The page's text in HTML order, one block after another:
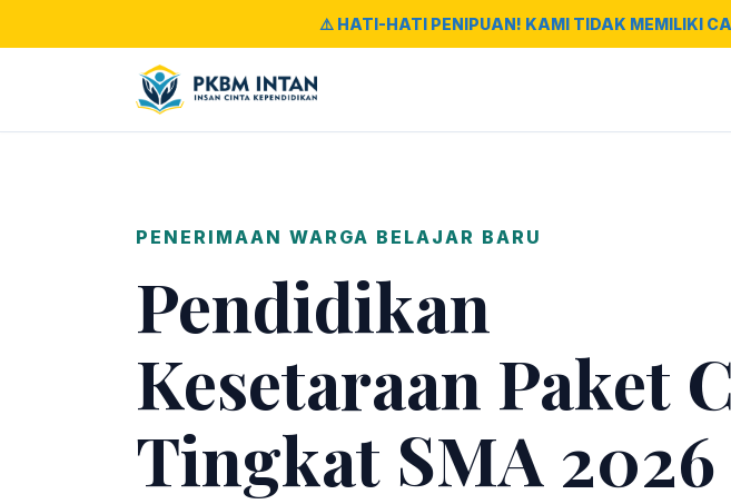
⚠️ HATI-HATI PENIPUAN! KAMI TIDAK MEMILIKI
PENERIMAAN WARGA BELAJAR BARU
Pendidikan
Kesetaraan Paket C
Tingkat SMA 2026